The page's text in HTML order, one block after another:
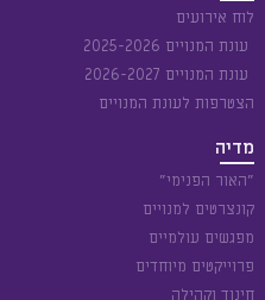
לוח אירועים
עונת המנויים 2025-2026
עונת המנויים 2026-2027
הצטרפות לעונת המנויים
מדיה
״האור הפנימי״
קונצרטים למנויים
מפגשים עולמיים
פרוייקטים מיוחדים
חינוך וקהילה